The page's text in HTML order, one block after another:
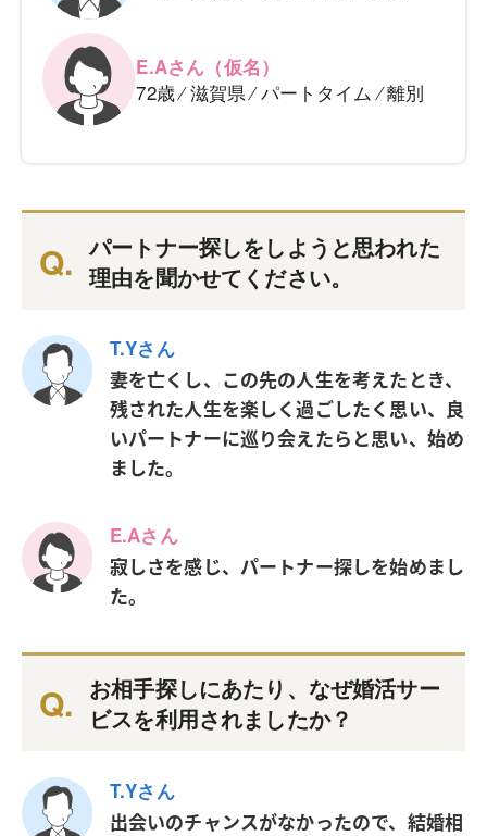
E.Aさん（仮名）
72歳 ⁄ 滋賀県 ⁄パートタイム ⁄ 離別
パートナー探しをしようと思われた
理由を聞かせてください。
T.Yさん
妻を亡くし、この先の人生を考えたとき、
残された人生を楽しく過ごしたく思い、良
いパートナーに巡り会えたらと思い、始め
ました。
E.Aさん
寂しさを感じ、パートナー探しを始めまし
た。
お相手探しにあたり、なぜ婚活サー
ビスを利用されましたか？
T.Yさん
出会いのチャンスがなかったので、結婚相